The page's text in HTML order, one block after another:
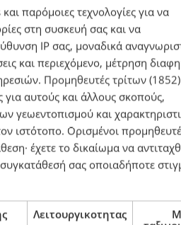
νοσοκομεία, αεροδρόμια –
παρόμοιες τεχνολογίες για να
στη συσκευή σας και να
IP σας, μοναδικά
και περιεχόμενο, μέτρηση
Προμηθευτές τρίτων (1852)
για αυτούς και άλλους σκοπούς,
γεωεντοπισμού και
ιστότοπο. Ορισμένοι
έχετε το δικαίωμα να
σας οποιαδήποτε
Λειτουργικοτητας